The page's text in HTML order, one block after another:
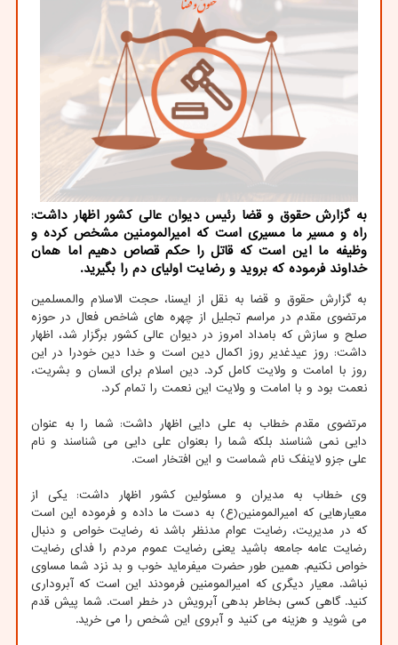
به گزارش حقوق و قضا رئیس دیوان عالی كشور اظهار داشت:
راه و مسیر ما مسیری است كه امیرالمومنین مشخص كرده و
وظیفه ما این است كه قاتل را حكم قصاص دهیم اما همان
خداوند فرموده كه بروید و رضایت اولیای دم را بگیرید.
به گزارش حقوق و قضا به نقل از ایسنا، حجت الاسلام والمسلمین
مرتضوی مقدم در مراسم تجلیل از چهره های شاخص فعال در حوزه
صلح و سازش که بامداد امروز در دیوان عالی کشور برگزار شد، اظهار
داشت: روز عیدغدیر روز اکمال دین است و خدا دین خودرا در این
روز با امامت و ولایت کامل کرد. دین اسلام برای انسان و بشریت،
نعمت بود و با امامت و ولایت این نعمت را تمام کرد.
مرتضوی مقدم خطاب به علی دایی اظهار داشت: شما را به عنوان
دایی نمی شناسند بلکه شما را بعنوان علی دایی می شناسند و نام
علی جزو لاینفک نام شماست و این افتخار است.
وی خطاب به مدیران و مسئولین کشور اظهار داشت: یکی از
معیارهایی که امیرالمومنین(ع) به دست ما داده و فرموده این است
که در مدیریت، رضایت عوام مدنظر باشد نه رضایت خواص و دنبال
رضایت عامه جامعه باشید یعنی رضایت عموم مردم را فدای رضایت
خواص نکنیم. همین طور حضرت میفرماید خوب و بد نزد شما مساوی
نباشد. معیار دیگری که امیرالمومنین فرمودند این است که آبروداری
کنید. گاهی کسی بخاطر بدهی آبرویش در خطر است. شما پیش قدم
می شوید و هزینه می کنید و آبروی این شخص را می خرید.